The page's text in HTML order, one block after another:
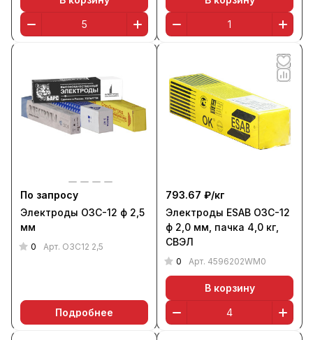
По запросу
Электроды ОЗС-12 ф 2,5
мм
0 Арт. ОЗС12 2,5
Подробнее
793.67 ₽/кг
Электроды ESAB ОЗС-12
ф 2,0 мм, пачка 4,0 кг,
СВЭЛ
0 Арт. 4596202WM0
В корзину